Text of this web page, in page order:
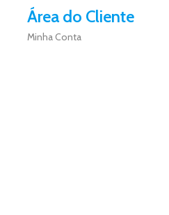
Área do Cliente
Minha Conta